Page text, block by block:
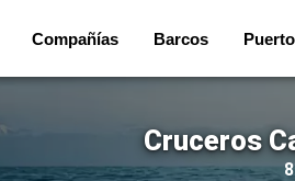
Compañías Barcos
Cruceros